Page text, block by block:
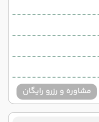
مشاوره و رزرو رایگان